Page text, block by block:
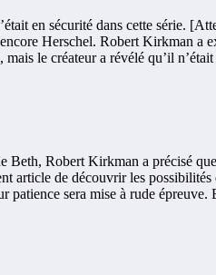
en sécurité dans cette série.
Herschel. Robert Kirkman a
le créateur a révélé qu’il
Robert Kirkman a précisé
article de découvrir les
sera mise à rude